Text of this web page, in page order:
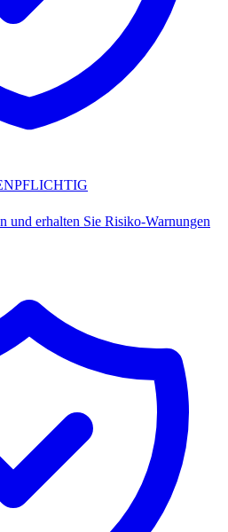
und erhalten Sie Risiko-Warnungen